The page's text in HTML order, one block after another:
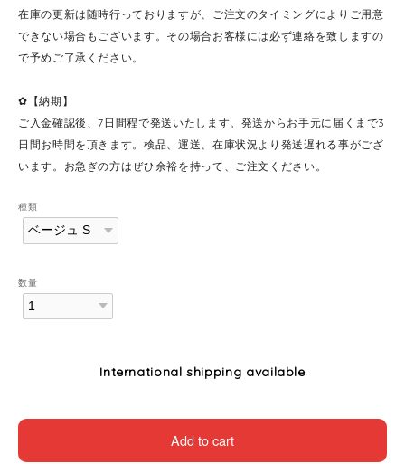
在庫の更新は随時行っておりますが、ご注文のタイミングによりご用意
できない場合もございます。その場合お客様には必ず連絡を致しますの
で予めご了承ください。
✿【納期】
ご入金確認後、7日間程で発送いたします。発送からお手元に届くまで3
日間お時間を頂きます。検品、運送、在庫状況より発送遅れる事がござ
います。お急ぎの方はぜひ余裕を持って、ご注文ください。
種類
数量
International shipping available
Add to cart